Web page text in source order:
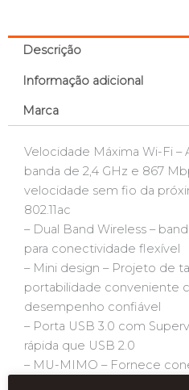
Descrição
Informação adicional
Marca
Velocidade Máxima Wi-Fi –
banda de 2,4 GHz e 867
velocidade sem fio da
802.11ac
– Dual Band Wireless –
para conectividade flexível
– Mini design – Projeto de
portabilidade conveniente
desempenho confiável
– Porta USB 3.0 com
rápida que USB 2.0
– MU-MIMO – Fornece